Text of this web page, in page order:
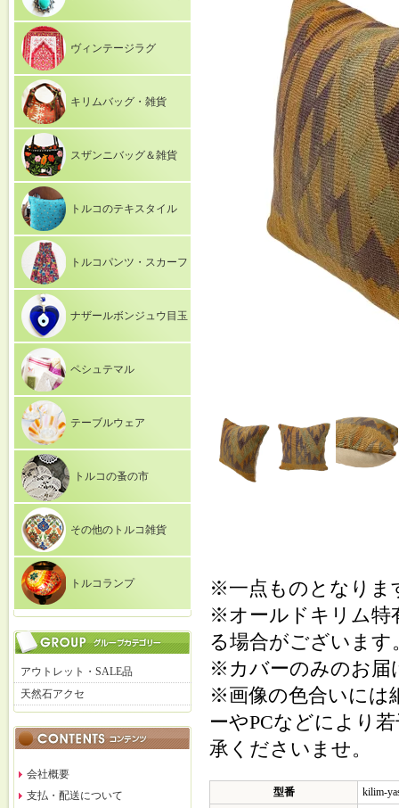
ヴィンテージラグ
キリムバッグ・雑貨
スザンニバッグ＆雑貨
トルコのテキスタイル
トルコパンツ・スカーフ
ナザールボンジュウ目玉
ペシュテマル
テーブルウェア
トルコの蚤の市
その他のトルコ雑貨
トルコランプ
アウトレット・SALE品
天然石アクセ
会社概要
支払・配送について
※一点ものとなりま
※オールドキリム特
る場合がございます
※カバーのみのお届
※画像の色合いには
ーやPCなどにより
承くださいませ。
型番
kilim-